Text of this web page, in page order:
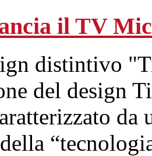
il TV
distintivo
del design
da